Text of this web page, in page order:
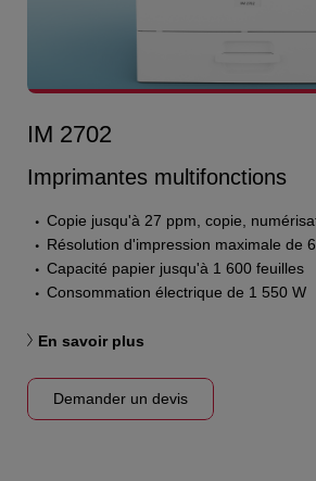
IM 2702
Imprimantes multifonctions
Copie jusqu'à 27 ppm, copie,
Résolution d'impression maximale de
Capacité papier jusqu'à 1 600 feuilles
Consommation électrique de 1 550 W
En savoir plus
Demander un devis